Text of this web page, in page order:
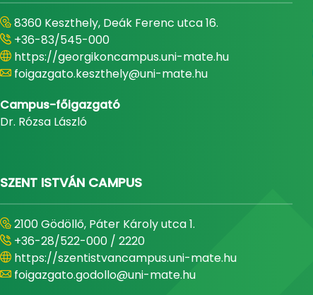
8360 Keszthely, Deák Ferenc utca 16.
+36-83/545-000
https://georgikoncampus.uni-mate.hu
foigazgato.keszthely@uni-mate.hu
Campus-főigazgató
Dr. Rózsa László
SZENT ISTVÁN CAMPUS
2100 Gödöllő, Páter Károly utca 1.
+36-28/522-000 / 2220
https://szentistvancampus.uni-mate.hu
foigazgato.godollo@uni-mate.hu